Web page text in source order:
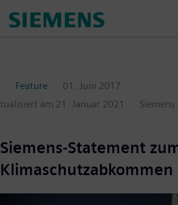
para
Feature
01. Juni 2017
am 21. Januar 2021 Siemens
Siemens-Statement
Klimaschutzabkommen